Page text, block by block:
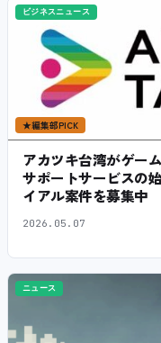
ビジネスニュース
★編集部PICK
アカツキ台湾がゲー
サポートサービスの
イアル案件を募集中
2026.05.07
ニュース